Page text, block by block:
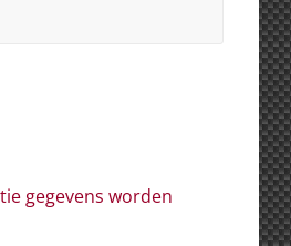
gegevens worden